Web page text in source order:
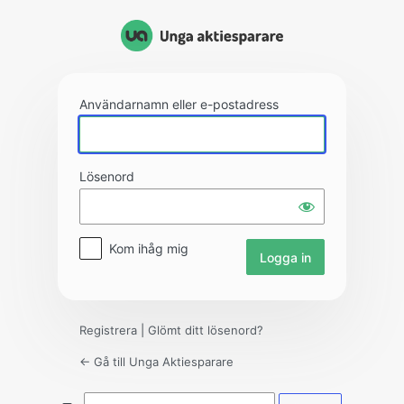
Användarnamn eller e-postadress
Lösenord
Kom ihåg mig
Registrera Glömt ditt lösenord?
← Gå till Unga Aktiesparare